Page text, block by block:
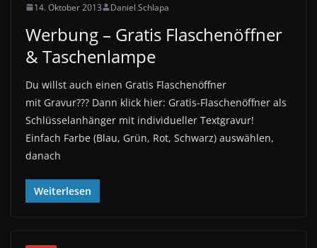
14. Oktober 2013 Daniel Schlapa
Werbung – Gratis Flaschenöffner
& Taschenlampe
Du willst auch einen Gratis Flaschenöffner
mit Gravur??? Dann klick hier: Gratis-Flaschenöffner als
Schlüsselanhänger mit individueller Textgravur!
Einfach Farbe (Blau, Grün, Rot, Schwarz) auswählen,
danach
Weiterlesen